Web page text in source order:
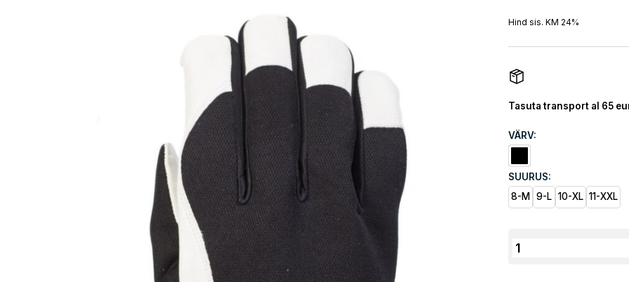
Hind sis. KM 24%
Tasuta transport al 65
VÄRV:
SUURUS:
8-M
9-L 10-XL 11-XXL
JM